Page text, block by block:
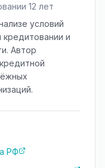
12 лет
условий
и
Автор
РФ